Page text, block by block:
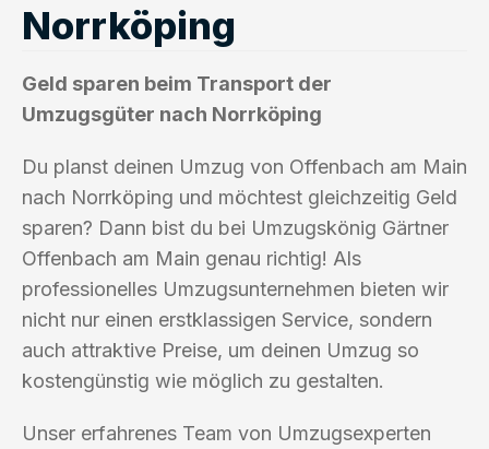
Norrköping
Geld sparen beim Transport der
Umzugsgüter nach Norrköping
Du planst deinen Umzug von Offenbach am Main
nach Norrköping und möchtest gleichzeitig Geld
sparen? Dann bist du bei Umzugskönig Gärtner
Offenbach am Main genau richtig! Als
professionelles Umzugsunternehmen bieten wir
nicht nur einen erstklassigen Service, sondern
auch attraktive Preise, um deinen Umzug so
kostengünstig wie möglich zu gestalten.
Unser erfahrenes Team von Umzugsexperten